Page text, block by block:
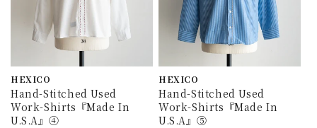
HEXICO
Hand-Stitched Used
Work-Shirts『Made In
U.S.A』④
HEXICO
Hand-Stitched Used
Work-Shirts『Made In
U.S.A』⑤